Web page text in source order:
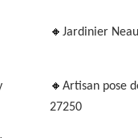
Jardinier
Artisan pose
27250